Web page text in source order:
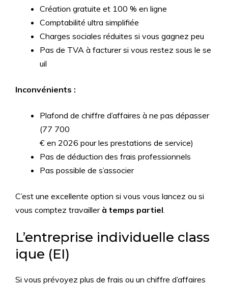
Création gratuite et 100 % en ligne
Comptabilité ultra simplifiée
Charges sociales réduites si vous gagnez peu
Pas de TVA à facturer si vous restez sous le se
uil
Inconvénients :
Plafond de chiffre d’affaires à ne pas dépasser
(77 700
€ en 2026 pour les prestations de service)
Pas de déduction des frais professionnels
Pas possible de s’associer
C’est une excellente option si vous vous lancez ou si
vous comptez travailler à temps partiel
L’entreprise individuelle class
ique (EI)
Si vous prévoyez plus de frais ou un chiffre d’affaires